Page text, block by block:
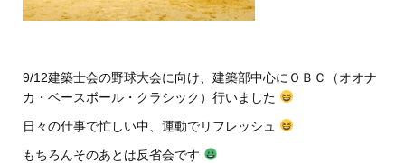
9/12建築士会の野球大会に向け、建築部中心にＯＢＣ（オオナ
カ・ベースボール・クラシック）行いました
日々の仕事で忙しい中、運動でリフレッシュ
もちろんそのあとは反省会です